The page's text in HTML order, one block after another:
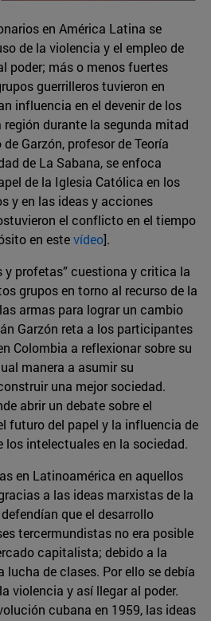
en América Latina se
de la violencia y el empleo de
poder; más o menos fuertes
guerrilleros tuvieron en
influencia en el devenir de los
durante la segunda mitad
Garzón, profesor de Teoría
de La Sabana, se enfoca
de la Iglesia Católica en los
y en las ideas y acciones
el conflicto en el tiempo
en estevídeo].
y profetas” cuestiona y critica la
grupos en torno al recurso de la
armas para lograr un cambio
Garzón reta a los participantes
Colombia a reflexionar sobre su
manera a asumir su
una mejor sociedad.
abrir un debate sobre el
futuro del papel y la influencia de
los intelectuales en la sociedad.
en Latinoamérica en aquellos
a las ideas marxistas de la
que el desarrollo
tercermundistas no era posible
capitalista; debido a la
de clases. Por ello se debía
violencia y así llegar al poder.
cubana en 1959, las ideas